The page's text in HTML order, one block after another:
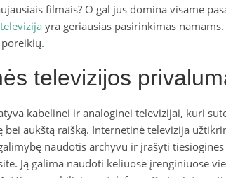
filmais? O gal jus domina visame
yra geriausias pasirinkimas
televizijos
kabelinei ir analoginei televizijai, kuri
bei aukštą raišką. Internetinė televizija
naudotis archyvu ir įrašyti
Ją galima naudoti keliuose įrenginiuose